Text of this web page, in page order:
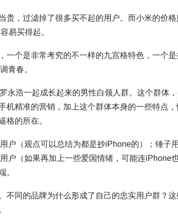
，过滤掉了很多买不起的用户。而小米的价格
易买得起。
一个是非常考究的不一样的九宫格特色，一个是
青春。
永浩一起成长起来的男性白领人群。这个群体
机精准的营销，加上这个群体本身的一些特点，
格的所在。
户（观点可以总结为都是抄iPhone的）；锤子用
户（如果再加上一些爱国情绪，可能连iPhone
。
不同的品牌为什么形成了自己的忠实用户群？这